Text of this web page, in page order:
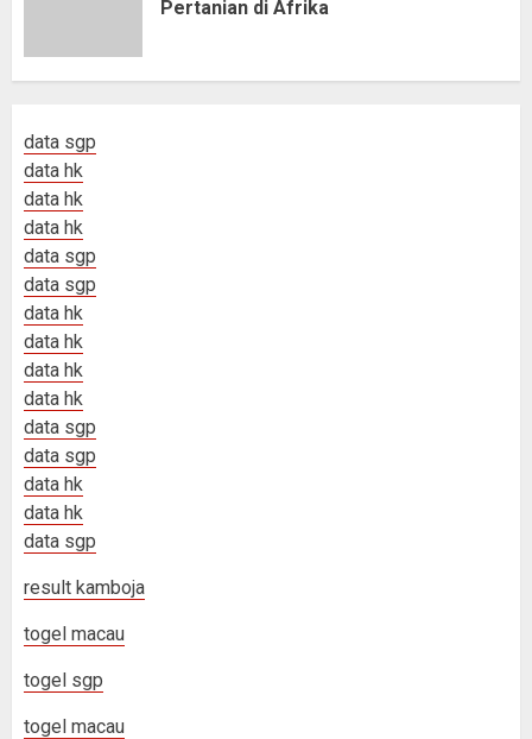
Pertanian di Afrika
data sgp
data hk
data hk
data hk
data sgp
data sgp
data hk
data hk
data hk
data hk
data sgp
data sgp
data hk
data hk
data sgp
result kamboja
togel macau
togel sgp
togel macau